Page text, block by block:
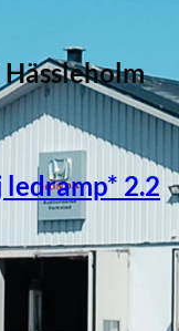
Hässleholm
2.2